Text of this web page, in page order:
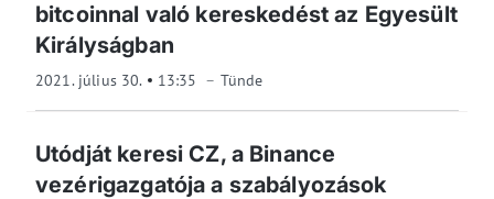
bitcoinnal való kereskedést az Egyesült
Királyságban
2021. július 30. 13:35 Tünde
Utódját keresi CZ, a Binance
vezérigazgatója a szabályozások